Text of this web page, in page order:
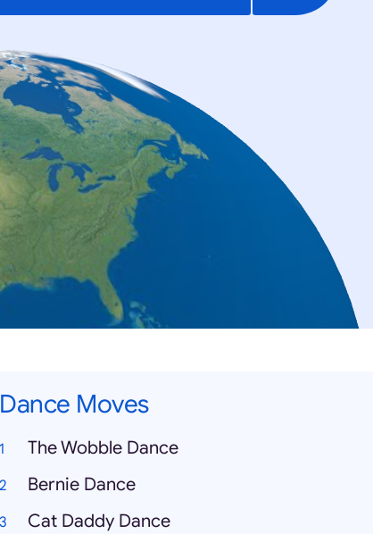
Dance Moves
The Wobble Dance
Bernie Dance
Cat Daddy Dance